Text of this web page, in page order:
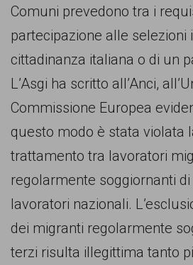
razzismo
curato
da
Lunaria
collaborazione
con
persone,
associazioni
movimenti
Comuni prevedono tra i
partecipazione alle selezioni
cittadinanza italiana o di un
L’Asgi ha scritto all’Anci,
Commissione Europea
questo modo è stata violata
trattamento tra lavoratori
regolarmente soggiornanti
lavoratori nazionali.
dei migranti regolarmente
terzi risulta illegittima tanto